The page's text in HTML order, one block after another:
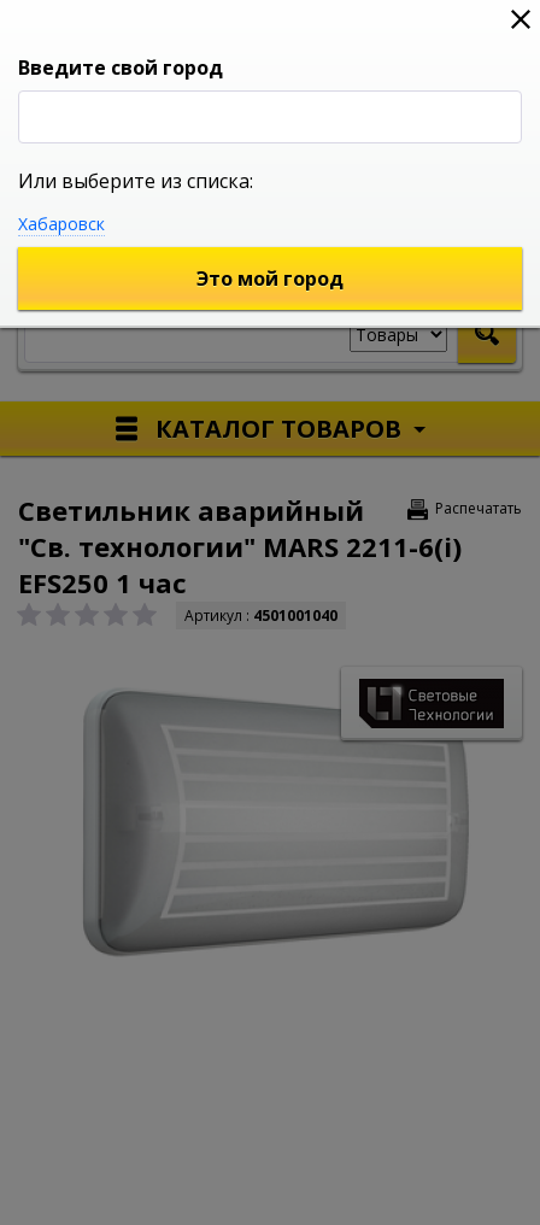
0
УНИВЕРСАЛЬНЫЙ ИНТЕРНЕТ МАГАЗИН
КАТАЛОГ ТОВАРОВ
Распечатать
Светильник аварийный
"Св. технологии" MARS 2211-6(i)
EFS250 1 час
Артикул : 4501001040
Введите свой город
Или выберите из списка:
Хабаровск
Это мой город